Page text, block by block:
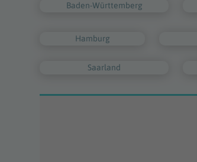
Baden-Württemberg
Hamburg
Saarland